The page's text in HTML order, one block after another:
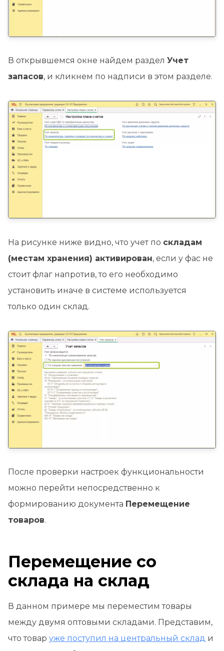
В открывшемся окне найдем раздел Учет
запасов, и кликнем по надписи в этом разделе.
На рисунке ниже видно, что учет по складам
(местам хранения) активирован, если у фас не
стоит флаг напротив, то его необходимо
установить иначе в системе используется
только один склад.
После проверки настроек функциональности
можно перейти непосредственно к
формированию документа Перемещение
товаров.
Перемещение со
склада на склад
В данном примере мы переместим товары
между двумя оптовыми складами. Представим,
что товар уже поступил на центральный склад и